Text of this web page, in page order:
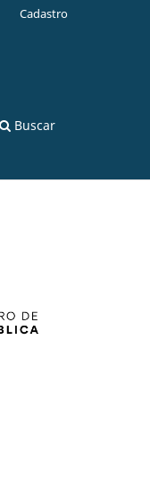
Buscar
Cadastro